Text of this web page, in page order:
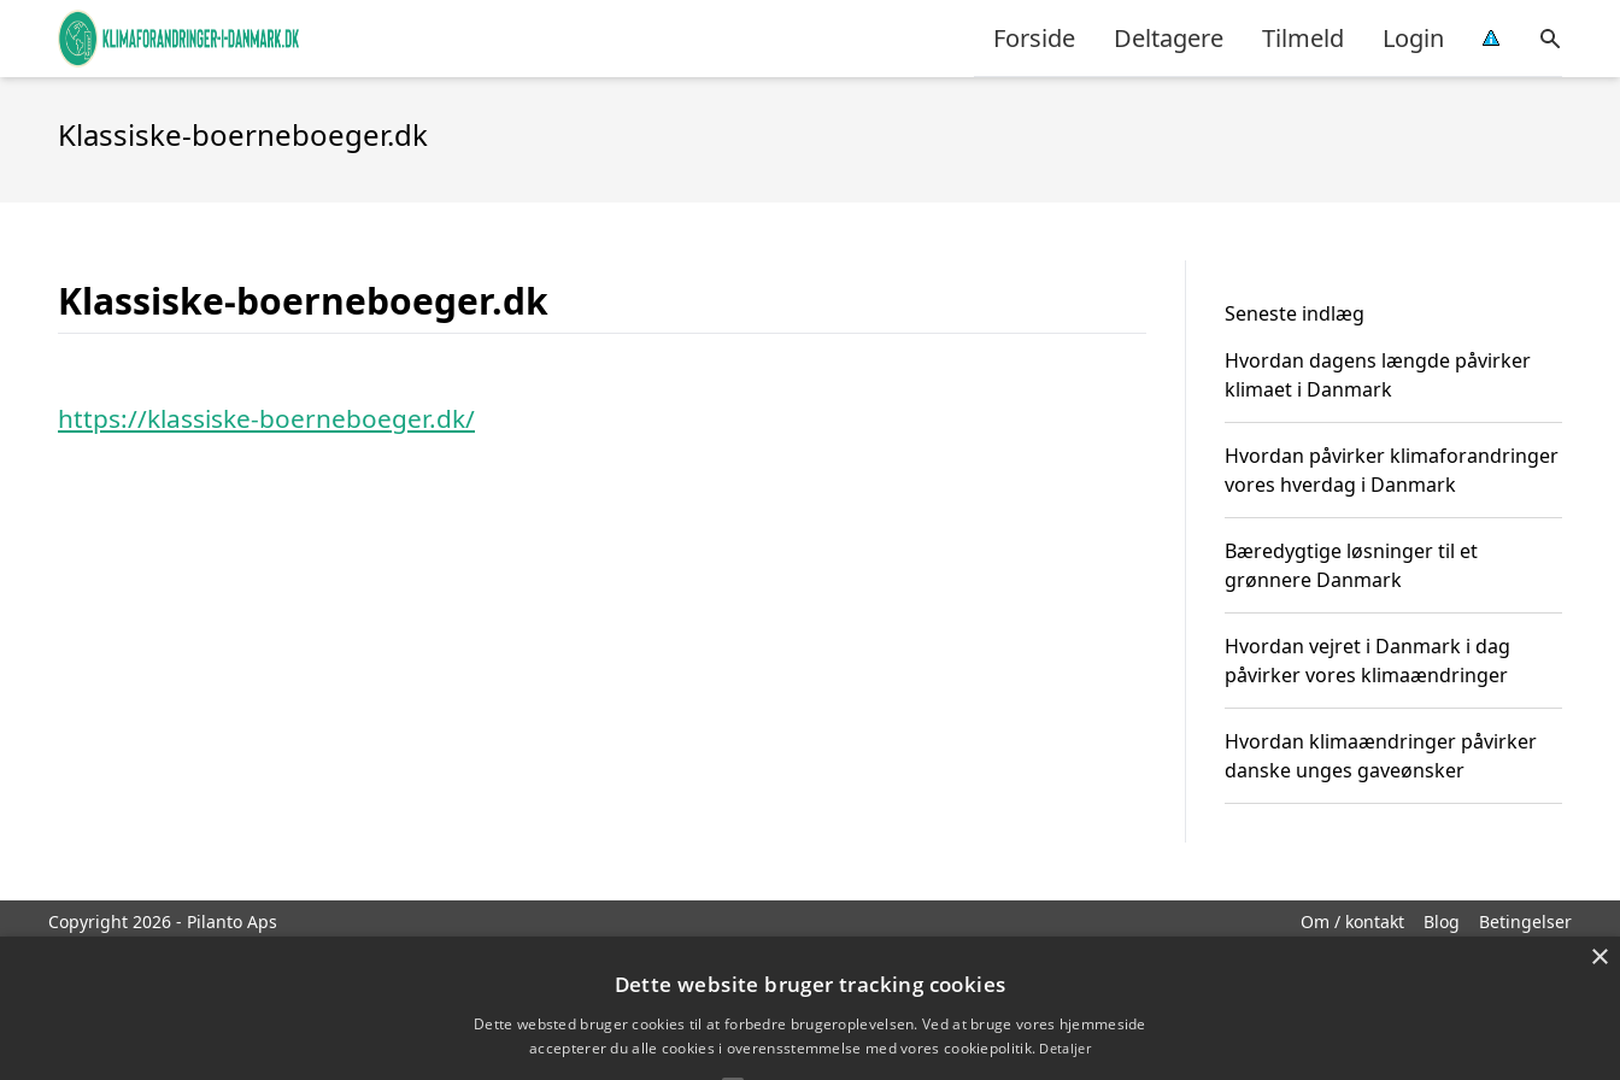
Forside Deltagere Tilmeld Login
Klassiske-boerneboeger.dk
Klassiske-boerneboeger.dk
https://klassiske-boerneboeger.dk/
Seneste indlæg
Hvordan dagens længde påvirker
klimaet i Danmark
Hvordan påvirker klimaforandringer
vores hverdag i Danmark
Bæredygtige løsninger til et
grønnere Danmark
Hvordan vejret i Danmark i dag
påvirker vores klimaændringer
Hvordan klimaændringer påvirker
danske unges gaveønsker
Copyright 2026 - Pilanto Aps Om / kontakt Blog Betingelser
×
Dette website bruger tracking cookies
Dette websted bruger cookies til at forbedre brugeroplevelsen. Ved at bruge vores hjemmeside
accepterer du alle cookies i overensstemmelse med vores cookiepolitik. Detaljer